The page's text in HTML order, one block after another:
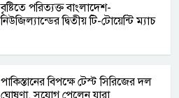
বৃষ্টিতে পরিত্যক্ত বাংলাদেশ-
নিউজিল্যান্ডের দ্বিতীয় টি-টোয়েন্টি ম্যাচ
পাকিস্তানের বিপক্ষে টেস্ট সিরিজের দল